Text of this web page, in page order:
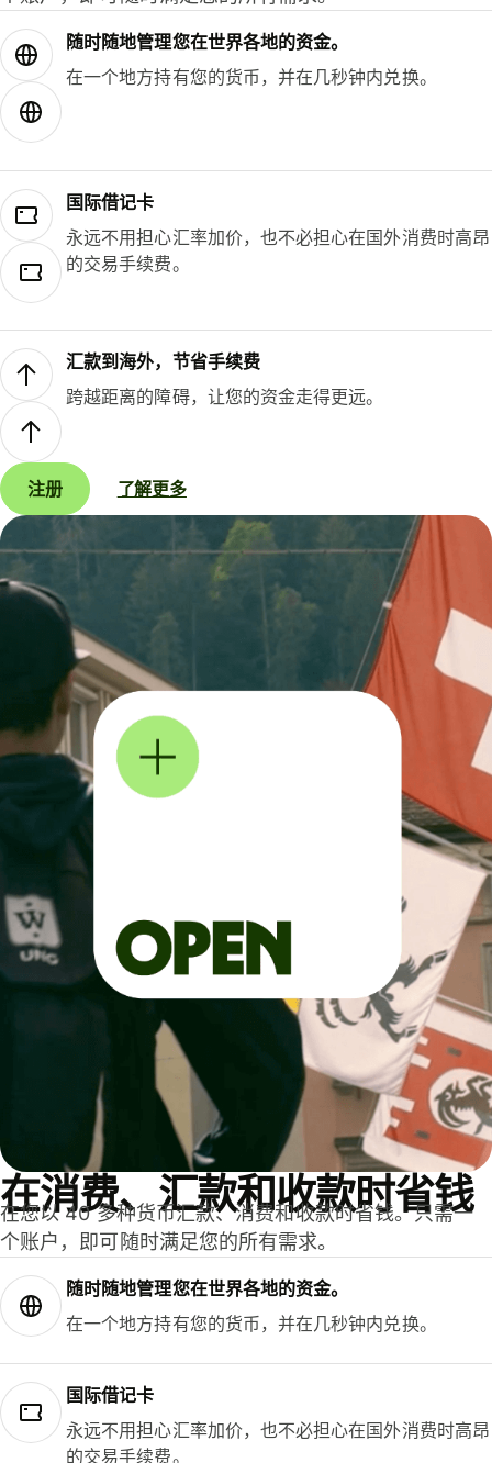
随时随地管理您在世界各地的资金。
在一个地方持有您的货币，并在几秒钟内兑换。
国际借记卡
永远不用担心汇率加价，也不必担心在国外消费时高昂
的交易手续费。
汇款到海外，节省手续费
跨越距离的障碍，让您的资金走得更远。
注册 了解更多
在消费、汇款和收款时省钱
在您以 40 多种货币汇款、消费和收款时省钱。只需一
个账户，即可随时满足您的所有需求。
随时随地管理您在世界各地的资金。
在一个地方持有您的货币，并在几秒钟内兑换。
国际借记卡
永远不用担心汇率加价，也不必担心在国外消费时高昂
的交易手续费。